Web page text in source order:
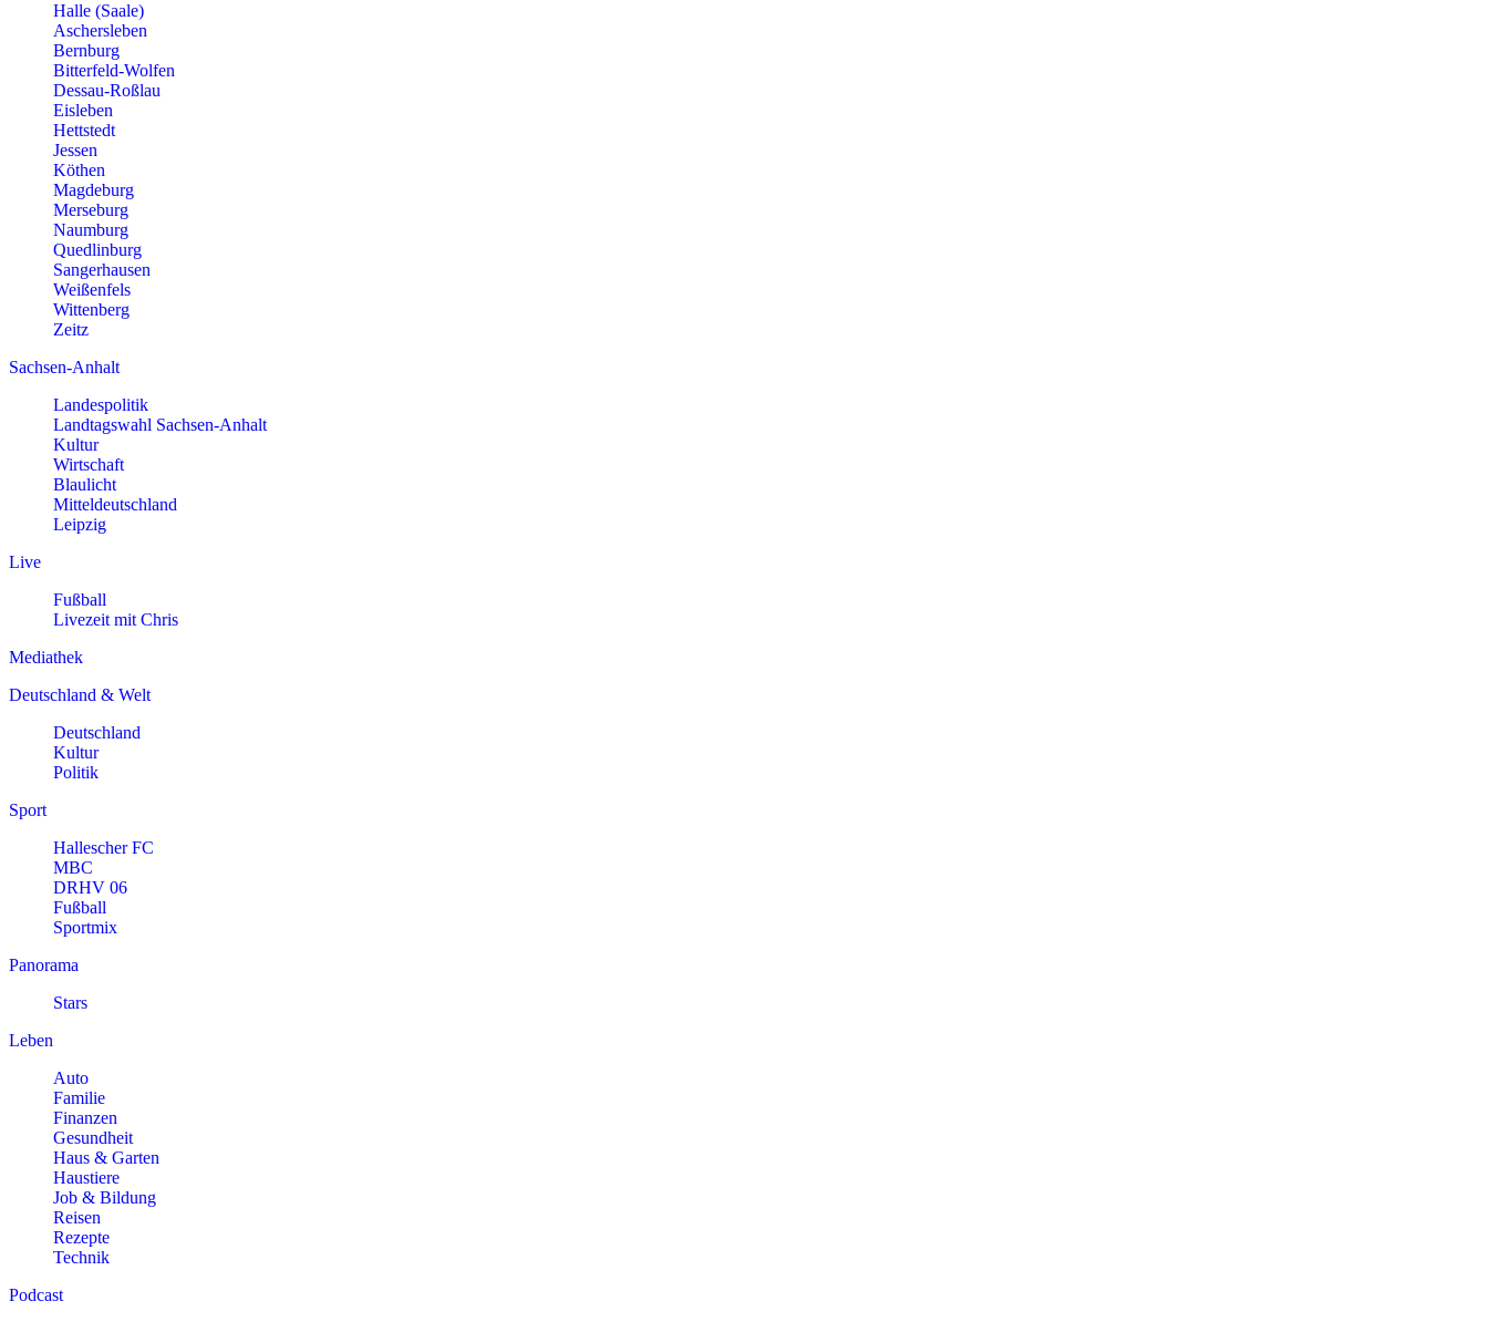
Halle (Saale)
Aschersleben
Bernburg
Bitterfeld-Wolfen
Dessau-Roßlau
Eisleben
Hettstedt
Jessen
Köthen
Magdeburg
Merseburg
Naumburg
Quedlinburg
Sangerhausen
Weißenfels
Wittenberg
Zeitz
Sachsen-Anhalt
Landespolitik
Landtagswahl Sachsen-Anhalt
Kultur
Wirtschaft
Blaulicht
Mitteldeutschland
Leipzig
Live
Fußball
Livezeit mit Chris
Mediathek
Deutschland & Welt
Deutschland
Kultur
Politik
Sport
Hallescher FC
MBC
DRHV 06
Fußball
Sportmix
Panorama
Stars
Leben
Auto
Familie
Finanzen
Gesundheit
Haus & Garten
Haustiere
Job & Bildung
Reisen
Rezepte
Technik
Podcast